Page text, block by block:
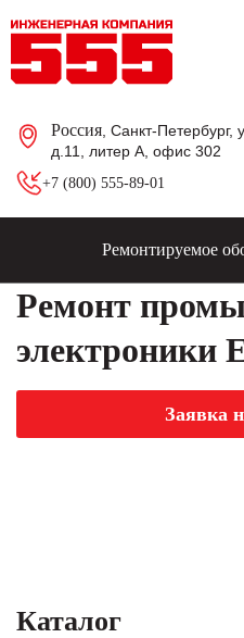
Россия , Санкт-Петербург,
д.11, литер А, офис 302
+7 (800) 555-89-01
Ремонтируемое
Ремонт
электроники
Заявка
Каталог